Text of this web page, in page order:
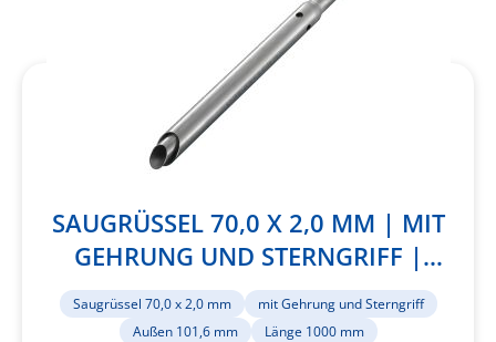
SAUGRÜSSEL 70,0 X 2,0 MM | MIT
GEHRUNG UND STERNGRIFF |
AUSSEN 101,6 MM | LÄNGE 1000
MM
Saugrüssel 70,0 x 2,0 mm
mit Gehrung und Sterngriff
Außen 101,6 mm
Länge 1000 mm